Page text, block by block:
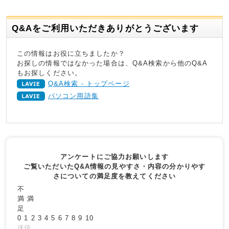
Q&Aをご利用いただきありがとうございます
この情報はお役に立ちましたか？
お探しの情報ではなかった場合は、Q&A検索から他のQ&A
もお探しください。
Q&A検索 - トップページ
パソコン用語集
アンケートにご協力お願いします
ご覧いただいたQ&A情報の見やすさ・内容の分かりやす
さについての満足度を教えてください
不
満 満
足
0 1 2 3 4 5 6 7 8 9 10